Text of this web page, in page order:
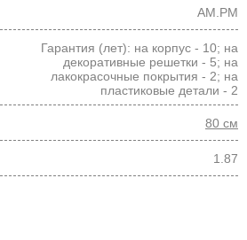
AM.PM
Гарантия (лет): на корпус - 10; на
декоративные решетки - 5; на
лакокрасочные покрытия - 2; на
пластиковые детали - 2
80 см
1.87